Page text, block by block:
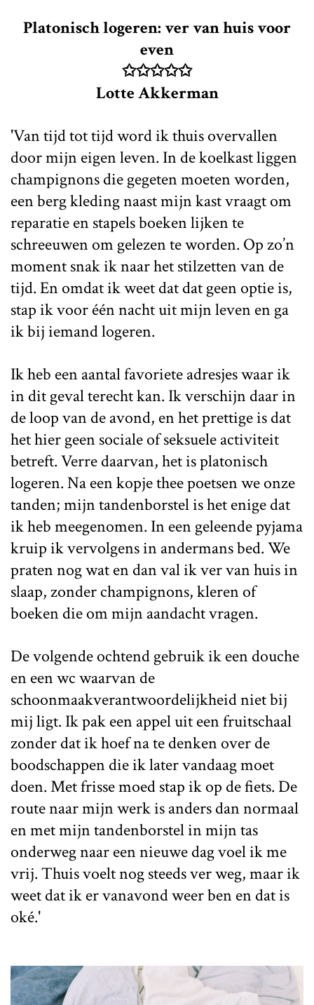
Platonisch logeren: ver van huis voor
even
✩✩✩✩✩
Lotte Akkerman
'Van tijd tot tijd word ik thuis overvallen
door mijn eigen leven. In de koelkast liggen
champignons die gegeten moeten worden,
een berg kleding naast mijn kast vraagt om
reparatie en stapels boeken lijken te
schreeuwen om gelezen te worden. Op zo’n
moment snak ik naar het stilzetten van de
tijd. En omdat ik weet dat dat geen optie is,
stap ik voor één nacht uit mijn leven en ga
ik bij iemand logeren.
Ik heb een aantal favoriete adresjes waar ik
in dit geval terecht kan. Ik verschijn daar in
de loop van de avond, en het prettige is dat
het hier geen sociale of seksuele activiteit
betreft. Verre daarvan, het is platonisch
logeren. Na een kopje thee poetsen we onze
tanden; mijn tandenborstel is het enige dat
ik heb meegenomen. In een geleende pyjama
kruip ik vervolgens in andermans bed. We
praten nog wat en dan val ik ver van huis in
slaap, zonder champignons, kleren of
boeken die om mijn aandacht vragen.
De volgende ochtend gebruik ik een douche
en een wc waarvan de
schoonmaakverantwoordelijkheid niet bij
mij ligt. Ik pak een appel uit een fruitschaal
zonder dat ik hoef na te denken over de
boodschappen die ik later vandaag moet
doen. Met frisse moed stap ik op de fiets. De
route naar mijn werk is anders dan normaal
en met mijn tandenborstel in mijn tas
onderweg naar een nieuwe dag voel ik me
vrij. Thuis voelt nog steeds ver weg, maar ik
weet dat ik er vanavond weer ben en dat is
oké.'